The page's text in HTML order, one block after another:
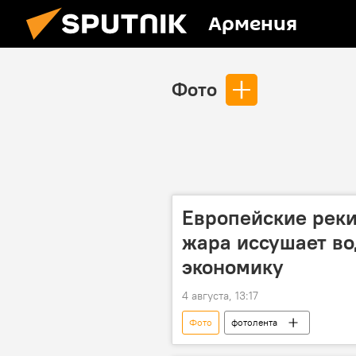
Армения
Фото
Европейские
жара иссушает
экономику
4 августа, 13:17
Фото фотолента